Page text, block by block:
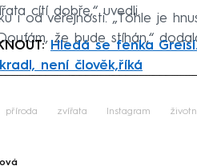
cítí dobře,“ uvedli.
i od veřejnosti. „Tohle je
že bude stíhán,“
Hledá se fenka
není člověk,říká
příroda zvířata Instagram